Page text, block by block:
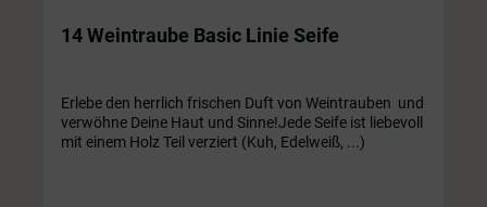
14 Weintraube Basic Linie Seife
Erlebe den herrlich frischen Duft von Weintrauben und
verwöhne Deine Haut und Sinne!Jede Seife ist liebevoll
mit einem Holz Teil verziert (Kuh, Edelweiß, ...)